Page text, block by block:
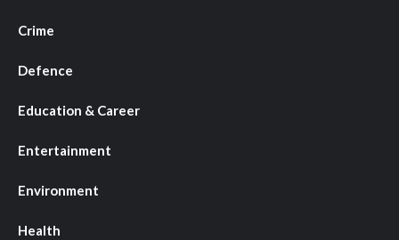
Crime
Defence
Education & Career
Entertainment
Environment
Health